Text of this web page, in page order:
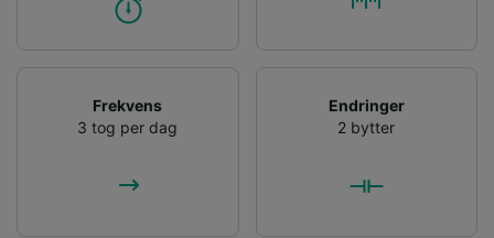
Frekvens
3 tog per dag
Endringer
2 bytter